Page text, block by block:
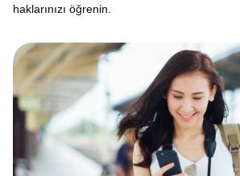
haklarınızı öğrenin.